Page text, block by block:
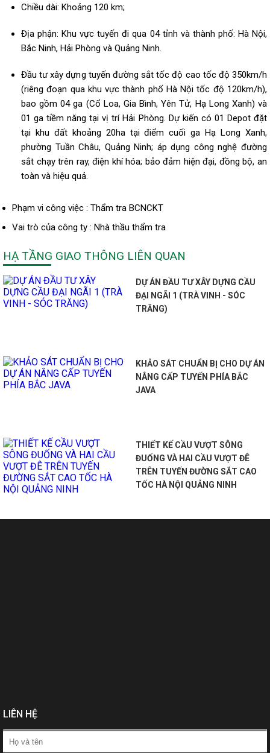
Chiều dài: Khoảng 120 km;
Địa phận: Khu vực tuyến đi qua 04 tỉnh và thành phố: Hà Nội,
Bắc Ninh, Hải Phòng và Quảng Ninh.
Đầu tư xây dựng tuyến đường sắt tốc độ cao tốc độ 350km/h
(riêng đoạn qua khu vực thành phố Hà Nội tốc độ 120km/h),
bao gồm 04 ga (Cổ Loa, Gia Bình, Yên Tử, Hạ Long Xanh) và
01 ga tiềm năng tại vị trí Hải Phòng. Dự kiến có 01 Depot đặt
tại khu đất khoảng 20ha tại điểm cuối ga Hạ Long Xanh,
phường Tuần Châu, Quảng Ninh; áp dụng công nghệ đường
sắt chạy trên ray, điện khí hóa; bảo đảm hiện đại, đồng bộ, an
toàn và hiệu quả.
Phạm vi công việc : Thẩm tra BCNCKT
Vai trò của công ty : Nhà thầu thẩm tra
HẠ TẦNG GIAO THÔNG LIÊN QUAN
DỰ ÁN ĐẦU TƯ XÂY DỰNG CẦU
ĐẠI NGÃI 1 (TRÀ VINH - SÓC
TRĂNG)
KHẢO SÁT CHUẨN BỊ CHO DỰ ÁN
NÂNG CẤP TUYẾN PHÍA BẮC
JAVA
THIẾT KẾ CẦU VƯỢT SÔNG
ĐUỐNG VÀ HAI CẦU VƯỢT ĐÊ
TRÊN TUYẾN ĐƯỜNG SẮT CAO
TỐC HÀ NỘI QUẢNG NINH
LIÊN HỆ